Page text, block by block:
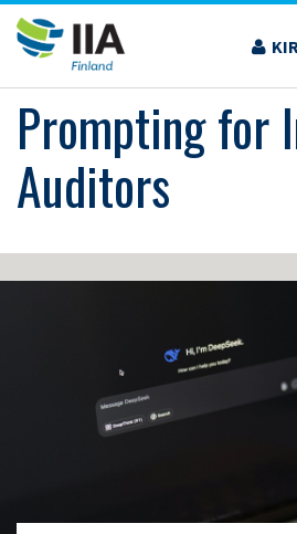
Siirry
sisältöön
›KOULUTUS JA TAPAHTUMAT PROMPTING
Prompting for
Auditors